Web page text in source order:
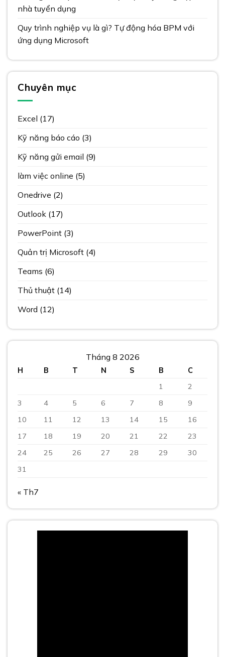
nhà tuyển dụng
Quy trình nghiệp vụ là gì? Tự động hóa BPM với
ứng dụng Microsoft
Chuyên mục
Excel (17)
Kỹ năng báo cáo (3)
Kỹ năng gửi email (9)
làm việc online (5)
Onedrive (2)
Outlook (17)
PowerPoint (3)
Quản trị Microsoft (4)
Teams (6)
Thủ thuật (14)
Word (12)
Tháng 8 2026
H B T N S B
C
1
2
3
4 5 6 7 8
9
10
11 12 13 14 15
16
17
18 19 20 21 22
23
24
25 26 27 28 29
30
31
« Th7